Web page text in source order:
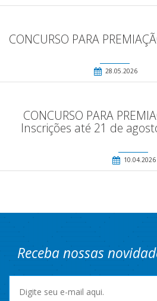
CONCURSO PARA
28.05.2026
CONCURSO PARA
Inscrições até 21 de
10.04.2026
Receba nossas